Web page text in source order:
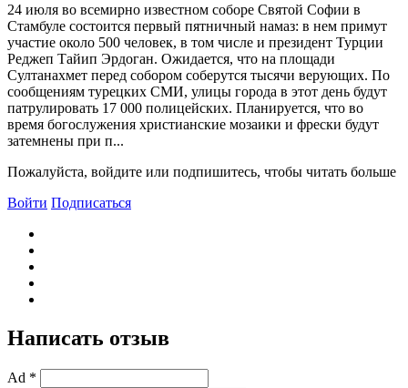
24 июля во всемирно известном соборе Святой Софии в
Стамбуле состоится первый пятничный намаз: в нем примут
участие около 500 человек, в том числе и президент Турции
Реджеп Тайип Эрдоган. Ожидается, что на площади
Султанахмет перед собором соберутся тысячи верующих. По
сообщениям турецких СМИ, улицы города в этот день будут
патрулировать 17 000 полицейских. Планируется, что во
время богослужения христианские мозаики и фрески будут
затемнены при п...
Пожалуйста, войдите или подпишитесь, чтобы читать больше
Войти Подписаться
Написать отзыв
Ad *